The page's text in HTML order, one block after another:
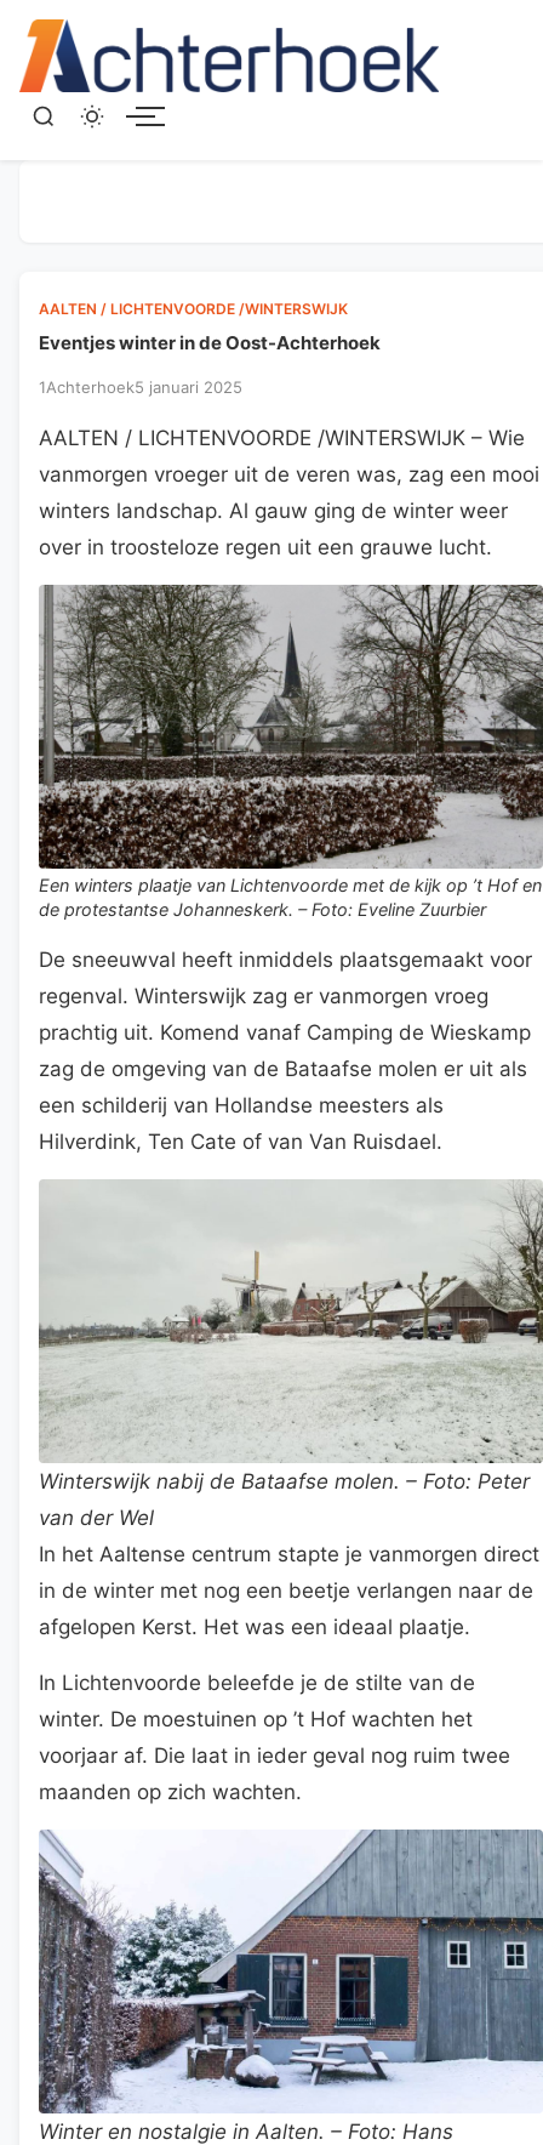
AALTEN / LICHTENVOORDE /WINTERSWIJK
Eventjes winter in de Oost-Achterhoek
1Achterhoek5 januari 2025
AALTEN / LICHTENVOORDE /WINTERSWIJK – Wie
vanmorgen vroeger uit de veren was, zag een mooi
winters landschap. Al gauw ging de winter weer
over in troosteloze regen uit een grauwe lucht.
Een winters plaatje van Lichtenvoorde met de kijk op ’t Hof en
de protestantse Johanneskerk. – Foto: Eveline Zuurbier
De sneeuwval heeft inmiddels plaatsgemaakt voor
regenval. Winterswijk zag er vanmorgen vroeg
prachtig uit. Komend vanaf Camping de Wieskamp
zag de omgeving van de Bataafse molen er uit als
een schilderij van Hollandse meesters als
Hilverdink, Ten Cate of van Van Ruisdael.
Winterswijk nabij de Bataafse molen. – Foto: Peter
van der Wel
In het Aaltense centrum stapte je vanmorgen direct
in de winter met nog een beetje verlangen naar de
afgelopen Kerst. Het was een ideaal plaatje.
In Lichtenvoorde beleefde je de stilte van de
winter. De moestuinen op ’t Hof wachten het
voorjaar af. Die laat in ieder geval nog ruim twee
maanden op zich wachten.
Winter en nostalgie in Aalten. – Foto: Hans